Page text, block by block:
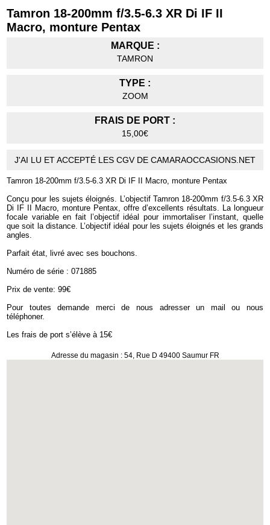
Tamron 18-200mm f/3.5-6.3 XR Di IF II
Macro, monture Pentax
MARQUE :
TAMRON
TYPE :
ZOOM
FRAIS DE PORT :
15,00€
J'AI LU ET ACCEPTÉ LES CGV DE CAMARAOCCASIONS.NET
Tamron 18-200mm f/3.5-6.3 XR Di IF II Macro, monture Pentax
Conçu pour les sujets éloignés. L’objectif Tamron 18-200mm f/3.5-6.3 XR
Di IF II Macro, monture Pentax, offre d’excellents résultats. La longueur
focale variable en fait l’objectif idéal pour immortaliser l’instant, quelle
que soit la distance. L’objectif idéal pour les sujets éloignés et les grands
angles.
Parfait état, livré avec ses bouchons.
Numéro de série : 071885
Prix de vente: 99€
Pour toutes demande merci de nous adresser un mail ou nous
téléphoner.
Les frais de port s’élève à 15€
Adresse du magasin : 54, Rue D 49400 Saumur FR